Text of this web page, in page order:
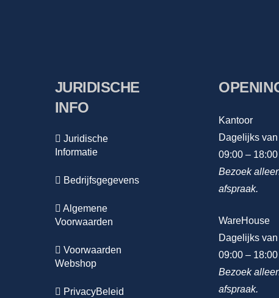
JURIDISCHE
INFO
Juridische
Informatie
Bedrijfsgegevens
Algemene
Voorwaarden
Voorwaarden
Webshop
PrivacyBeleid
Kantoor
Dagelijks van
09:00 – 18:00
Bezoek
afspraak.
WareHouse
Dagelijks van
09:00 – 18:00
Bezoek
afspraak.